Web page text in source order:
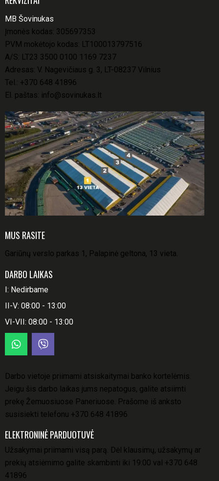
MB Šovinukas
Įmonės kodas: 305697353
PVM mokėtojo kodas: LT100013797516
A/S: LT23 3500 0100 1169 7237
Adresas: V. Nagevičiaus g. 3, LT-08237 Vilnius
Tel.: +370 648 41896
El. paštas: info@sovinukas.lt
MUS RASITE
Gariūnų verslo parkas 1, Palapinė geltona, 13 vieta.
DARBO LAIKAS
I: Nedirbame
II-V: 08:00 - 13:00
VI-VII: 08:00 - 13:00
Darbo vietoje priimami atsiskaitymai banko kortelėmis.
Jeigu šis darbo laikas jums nepatogus, galite atsiimti
prekę Žemuosiuose Paneriuose. Prašome iš anksto
susisiekti telefonu +370 648 41896
ELEKTRONINĖ PARDUOTUVĖ
Užsakymai priimami visą parą. Dėl klausimų, užsakymų ar
prekių atsiėmimo galite skambinti iki 19:00 val +370 648
41896